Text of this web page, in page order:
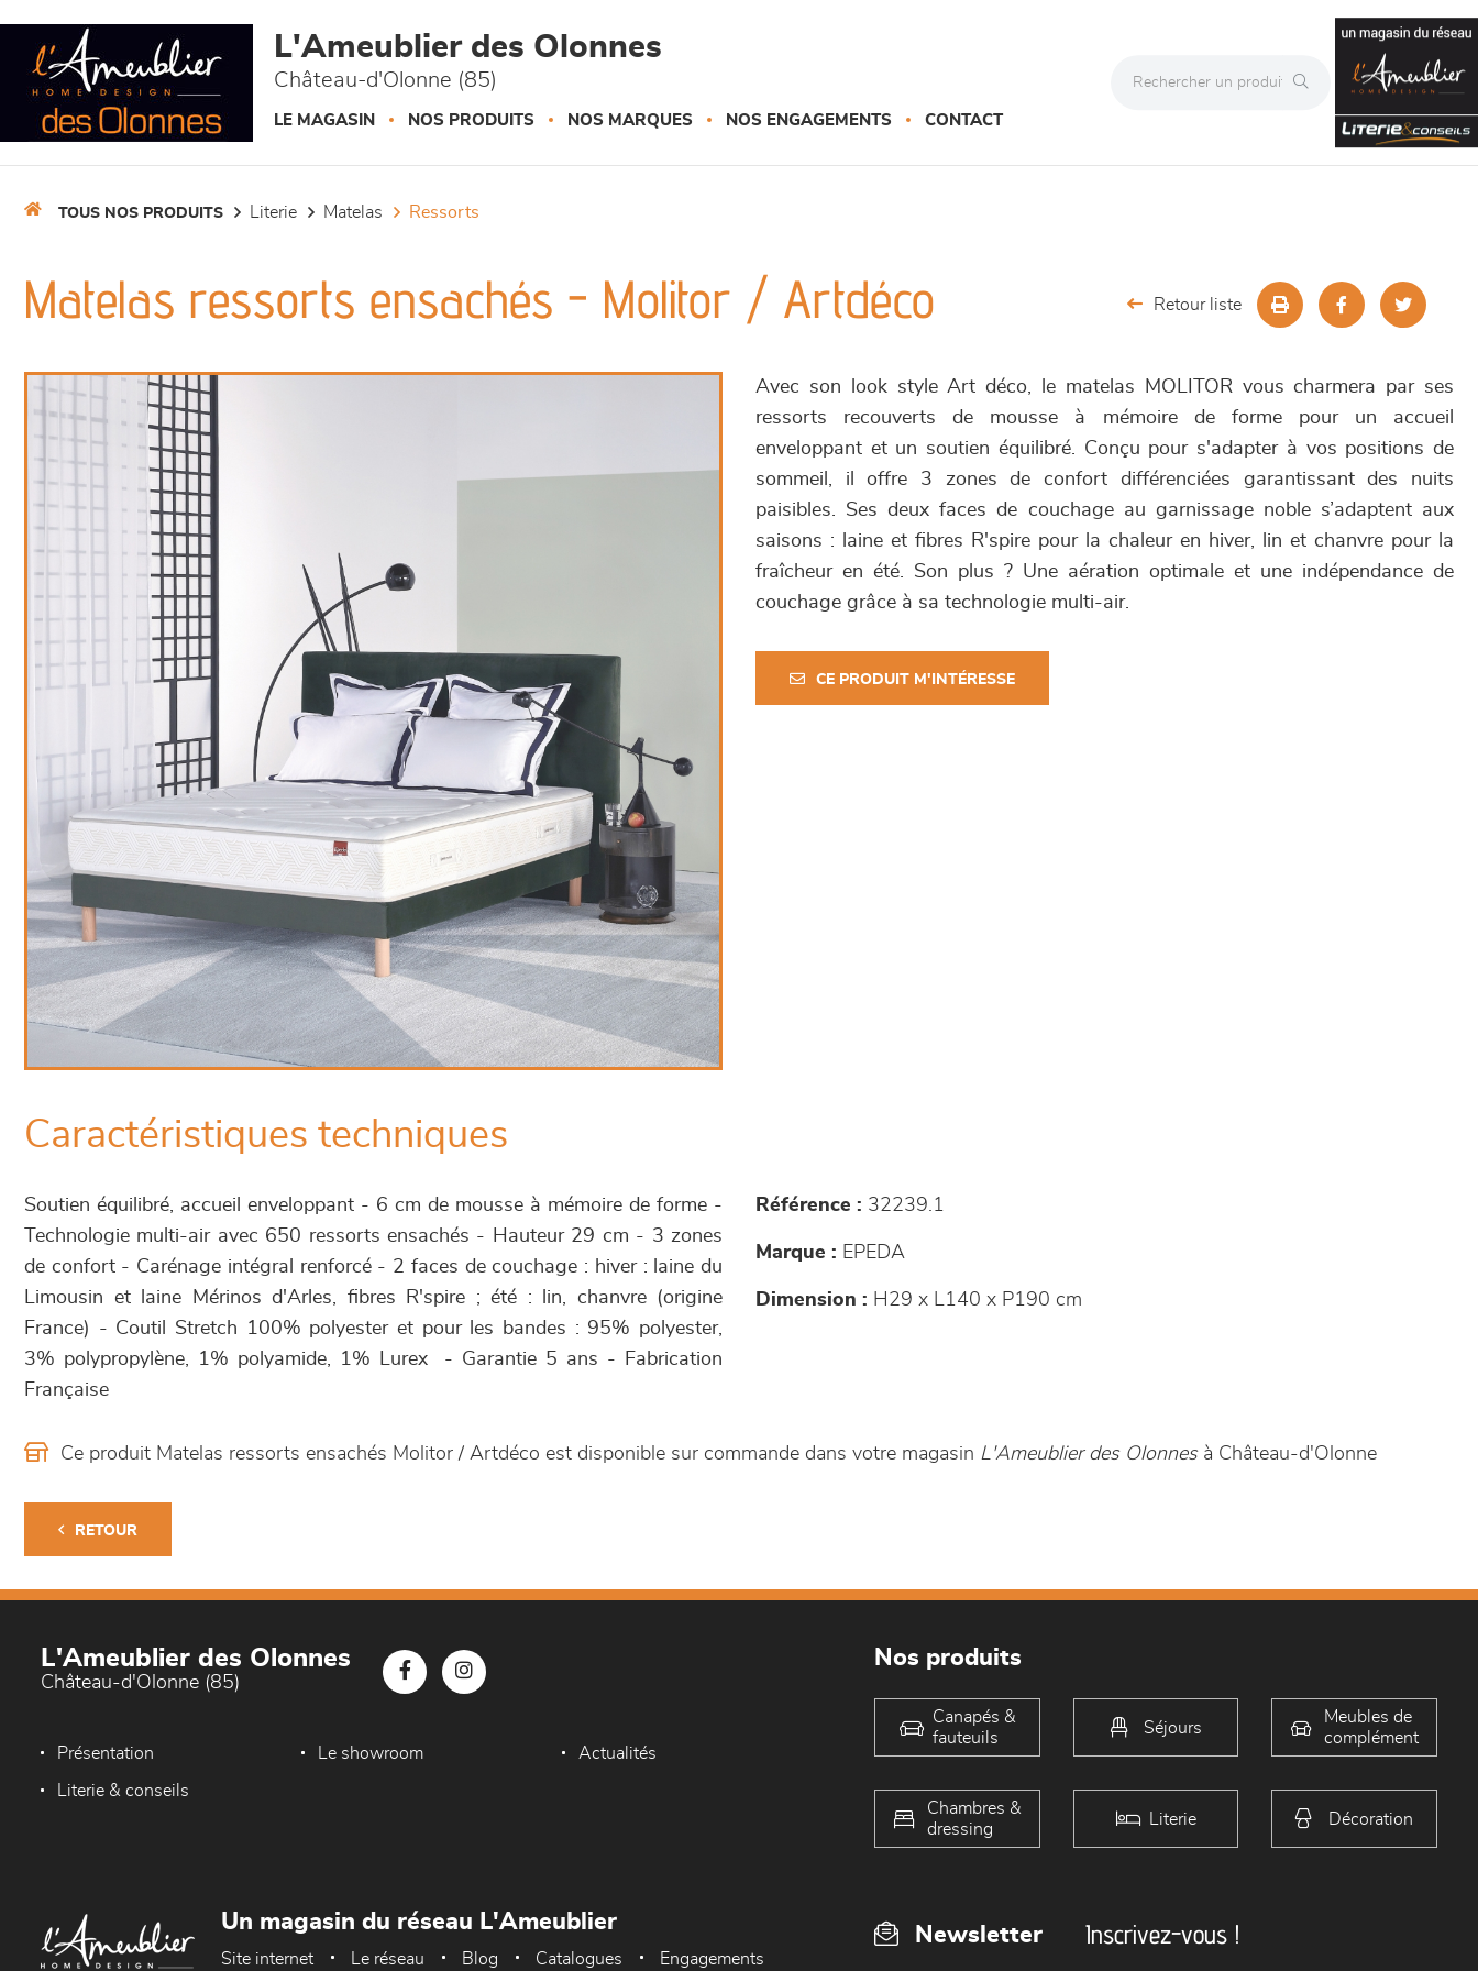
L'Ameublier des Olonnes
Château-d'Olonne (85)
LE MAGASIN NOS PRODUITS NOS MARQUES NOS ENGAGEMENTS CONTACT
TOUS NOS PRODUITS literie matelas ressorts
Matelas ressorts ensachés - Molitor / Artdéco Retour liste
Avec son look style Art déco, le matelas MOLITOR vous charmera par ses
ressorts recouverts de mousse à mémoire de forme pour un accueil
enveloppant et un soutien équilibré. Conçu pour s'adapter à vos positions de
sommeil, il offre 3 zones de confort différenciées garantissant des nuits
paisibles. Ses deux faces de couchage au garnissage noble s’adaptent aux
saisons : laine et fibres R'spire pour la chaleur en hiver, lin et chanvre pour la
fraîcheur en été. Son plus ? Une aération optimale et une indépendance de
couchage grâce à sa technologie multi-air.
CE PRODUIT M'INTÉRESSE
Caractéristiques techniques
Soutien équilibré, accueil enveloppant - 6 cm de mousse à mémoire de forme -
Technologie multi-air avec 650 ressorts ensachés - Hauteur 29 cm - 3 zones
de confort - Carénage intégral renforcé - 2 faces de couchage : hiver : laine du
Limousin et laine Mérinos d'Arles, fibres R'spire ; été : lin, chanvre (origine
France) - Coutil Stretch 100% polyester et pour les bandes : 95% polyester,
3% polypropylène, 1% polyamide, 1% Lurex - Garantie 5 ans - Fabrication
Française
Référence : 32239.1
Marque : EPEDA
Dimension : H29 x L140 x P190 cm
Ce produit Matelas ressorts ensachés Molitor / Artdéco est disponible sur commande dans votre magasin L'Ameublier des Olonnesà Château-d'Olonne
RETOUR
L'Ameublier des Olonnes
Château-d'Olonne (85)
Présentation Le showroom Actualités
Literie & conseils
Nos produits
Canapés &
fauteuils
Séjours
Meubles de
complément
Chambres &
dressing
Literie Décoration
Newsletter Inscrivez-vous !
Un magasin du réseau L'Ameublier
Site internet Le réseau Blog Catalogues Engagements